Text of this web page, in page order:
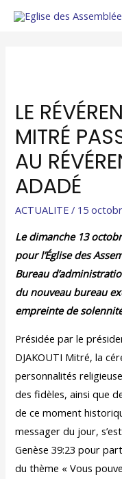
LE
MITRÉ
AU
ADADÉ
ACTUALITE / 15
Le dimanche 13
pour l’Église des
Bureau
du nouveau bureau
empreinte de solennité
Présidée par le
DJAKOUTI Mitré, la
personnalités
des fidèles, ainsi que
de ce moment
messager du jour,
Genèse 39:23 pour
du thème « Vous